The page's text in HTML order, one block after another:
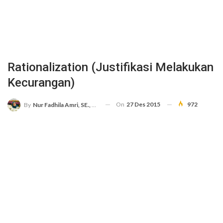
Rationalization (Justifikasi Melakukan
Kecurangan)
By Nur Fadhila Amri, SE., Ak., M.Si On 27 Des 2015 972